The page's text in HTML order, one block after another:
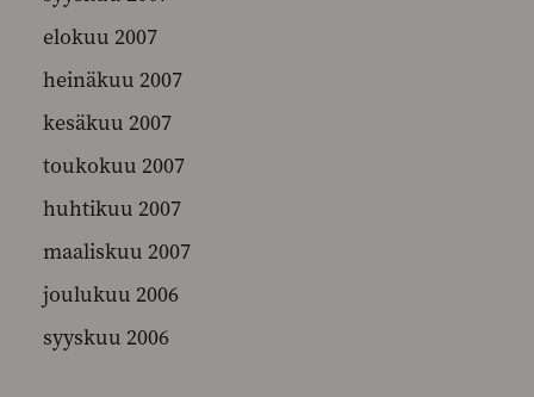
elokuu 2007
heinäkuu 2007
kesäkuu 2007
toukokuu 2007
huhtikuu 2007
maaliskuu 2007
joulukuu 2006
syyskuu 2006